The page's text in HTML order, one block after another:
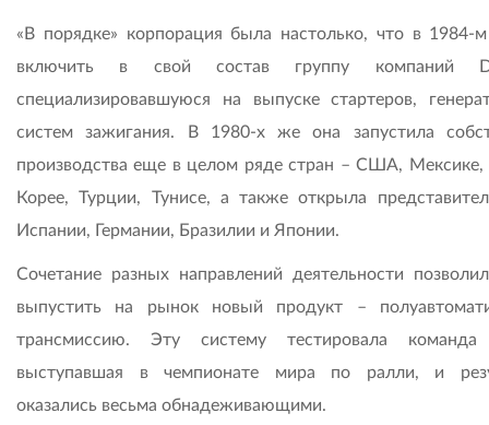
«В порядке» корпорация была настолько, что в 1984-
включить в свой состав группу компаний
специализировавшуюся на выпуске стартеров,
систем зажигания. В 1980-х же она запустила
производства еще в целом ряде стран – США,
Корее, Турции, Тунисе, а также открыла
Испании, Германии, Бразилии и Японии.
Сочетание разных направлений деятельности
выпустить на рынок новый продукт –
трансмиссию. Эту систему тестировала команда
выступавшая в чемпионате мира по ралли, и
оказались весьма обнадеживающими.